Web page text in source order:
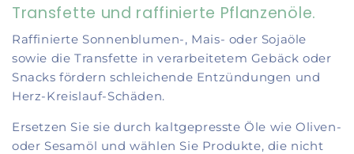
Transfette und raffinierte Pflanzenöle.
Raffinierte Sonnenblumen-, Mais- oder Sojaöle
sowie die Transfette in verarbeitetem Gebäck oder
Snacks fördern schleichende Entzündungen und
Herz-Kreislauf-Schäden.
Ersetzen Sie sie durch kaltgepresste Öle wie Oliven-
oder Sesamöl und wählen Sie Produkte, die nicht